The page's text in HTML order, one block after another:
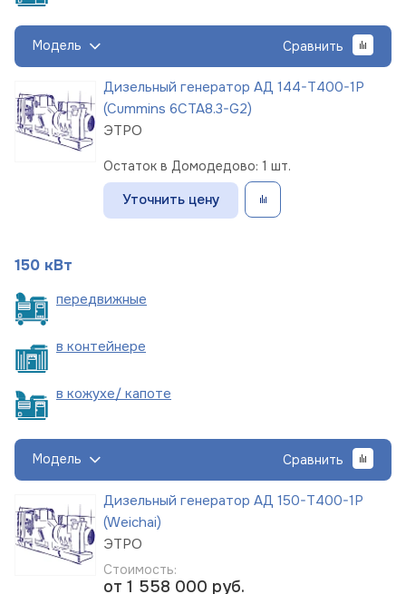
Модель Сравнить
Дизельный генератор АД 144-Т400-1Р
(Cummins 6CTA8.3-G2)
ЭТРО
Остаток в Домодедово: 1 шт.
Уточнить цену
150 кВт
передвижные
в контейнере
в кожухе/ капоте
Модель Сравнить
Дизельный генератор АД 150-Т400-1Р
(Weichai)
ЭТРО
Стоимость:
от 1 558 000 руб.